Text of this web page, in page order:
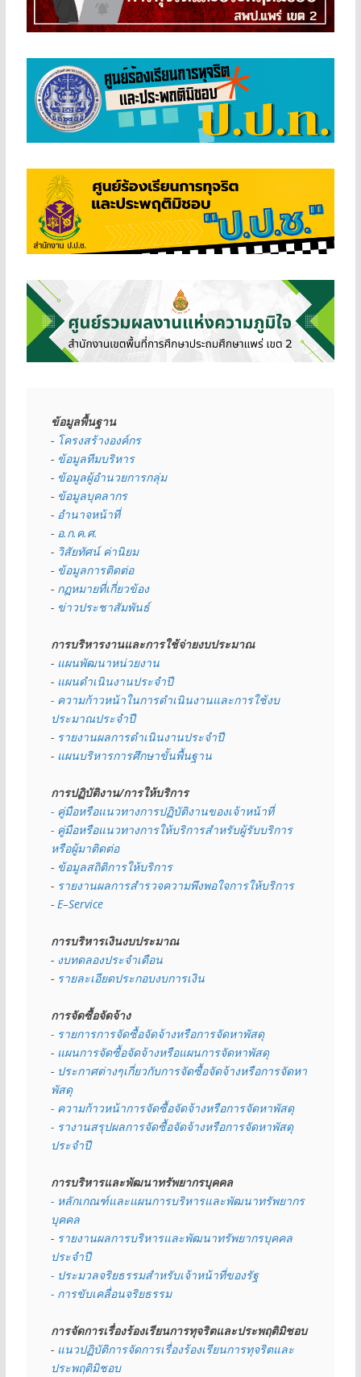
ข้อมูลพื้นฐาน
- โครงสร้างองค์กร
- ข้อมูลทีมบริหาร
- ข้อมูลผู้อำนวยการกลุ่ม
- ข้อมูลบุคลากร
- อำนาจหน้าที่
- อ.ก.ค.ศ.
- วิสัยทัศน์ ค่านิยม
- ข้อมูลการติดต่อ
- กฏหมายที่เกี่ยวข้อง
- ข่าวประชาสัมพันธ์
การบริหารงานและการใช้จ่ายงบประมาณ
- แผนพัฒนาหน่วยงาน
- แผนดำเนินงานประจำปี
- ความก้าวหน้าในการดำเนินงานและการใช้งบ
ประมาณประจำปี
- รายงานผลการดำเนินงานประจำปี
- แผนบริหารการศึกษาขั้นพื้นฐาน
การปฏิบัติงาน/การให้บริการ
- คู่มือหรือแนวทางการปฏิบัติงานของเจ้าหน้าที่
- คู่มือหรือแนวทางการให้บริการสำหรับผู้รับบริการ
หรือผู้มาติดต่อ
- ข้อมูลสถิติการให้บริการ
- รายงานผลการสำรวจความพึงพอใจการให้บริการ
- E–Service
การบริหารเงินงบประมาณ
- งบทดลองประจำเดือน
- รายละเอียดประกอบงบการเงิน
การจัดซื้อจัดจ้าง
- รายการการจัดซื้อจัดจ้างหรือการจัดหาพัสดุ
- แผนการจัดซื้อจัดจ้างหรือแผนการจัดหาพัสดุ
- ประกาศต่างๆเกี่ยวกับการจัดซื้อจัดจ้างหรือการจัดหา
พัสดุ
- ความก้าวหน้าการจัดซื้อจัดจ้างหรือการจัดหาพัสดุ
- รางานสรุปผลการจัดซื้อจัดจ้างหรือการจัดหาพัสดุ
ประจำปี
การบริหารและพัฒนาทรัพยากรบุคคล
- หลักเกณฑ์และแผนการบริหารและพัฒนาทรัพยากร
บุคคล
- รายงานผลการบริหารและพัฒนาทรัพยากรบุคคล
ประจำปี
- ประมวลจริยธรรมสำหรับเจ้าหน้าที่ของรัฐ
- การขับเคลื่อนจริยธรรม
การจัดการเรื่องร้องเรียนการทุจริตและประพฤติมิชอบ
- แนวปฏิบัติการจัดการเรื่องร้องเรียนการทุจริตและ
ประพฤติมิชอบ